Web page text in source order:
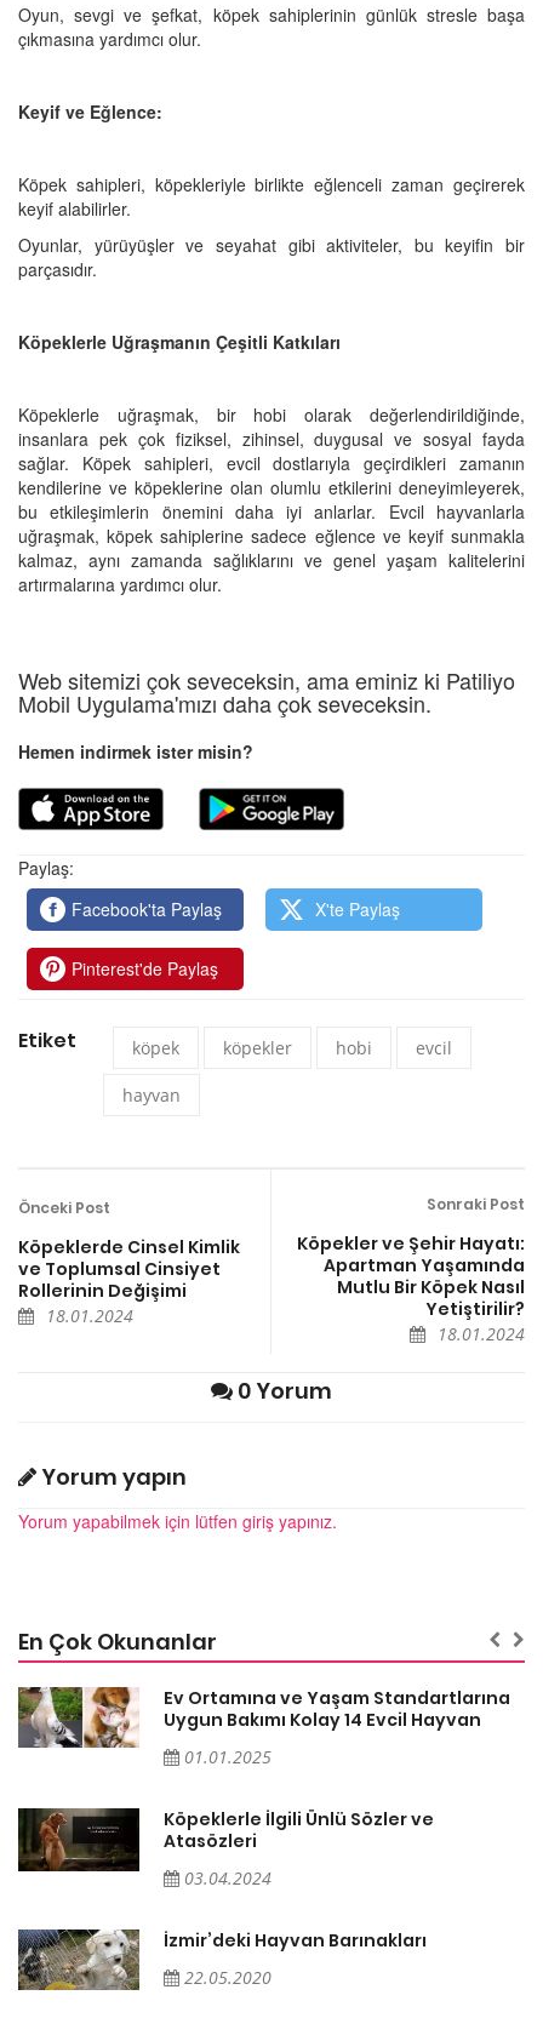
Oyun, sevgi ve şefkat, köpek sahiplerinin günlük stresle başa
çıkmasına yardımcı olur.
Keyif ve Eğlence:
Köpek sahipleri, köpekleriyle birlikte eğlenceli zaman geçirerek
keyif alabilirler.
Oyunlar, yürüyüşler ve seyahat gibi aktiviteler, bu keyifin bir
parçasıdır.
Köpeklerle Uğraşmanın Çeşitli Katkıları
Köpeklerle uğraşmak, bir hobi olarak değerlendirildiğinde,
insanlara pek çok fiziksel, zihinsel, duygusal ve sosyal fayda
sağlar. Köpek sahipleri, evcil dostlarıyla geçirdikleri zamanın
kendilerine ve köpeklerine olan olumlu etkilerini deneyimleyerek,
bu etkileşimlerin önemini daha iyi anlarlar. Evcil hayvanlarla
uğraşmak, köpek sahiplerine sadece eğlence ve keyif sunmakla
kalmaz, aynı zamanda sağlıklarını ve genel yaşam kalitelerini
artırmalarına yardımcı olur.
Web sitemizi çok seveceksin, ama eminiz ki Patiliyo
Mobil Uygulama'mızı daha çok seveceksin.
Hemen indirmek ister misin?
Paylaş:
Facebook'ta Paylaş
X'te Paylaş
Pinterest'de Paylaş
Etiket köpek köpekler hobi evcil
hayvan
Önceki Post
Köpeklerde Cinsel Kimlik
ve Toplumsal Cinsiyet
Rollerinin Değişimi
18.01.2024
Sonraki Post
Köpekler ve Şehir Hayatı:
Apartman Yaşamında
Mutlu Bir Köpek Nasıl
Yetiştirilir?
18.01.2024
0 Yorum
Yorum yapın
Yorum yapabilmek için lütfen giriş yapınız.
En Çok Okunanlar
Ev Ortamına ve Yaşam Standartlarına
Uygun Bakımı Kolay 14 Evcil Hayvan
01.01.2025
Köpeklerle İlgili Ünlü Sözler ve
Atasözleri
03.04.2024
İzmir’deki Hayvan Barınakları
22.05.2020